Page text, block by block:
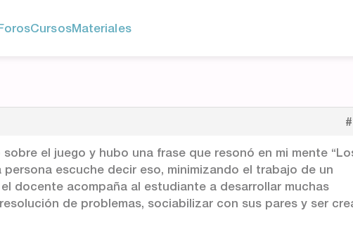
CursosMateriales
el juego y hubo una frase que resonó en mi mente
persona escuche decir eso, minimizando el trabajo de un
docente acompaña al estudiante a desarrollar muchas
de problemas, sociabilizar con sus pares y ser